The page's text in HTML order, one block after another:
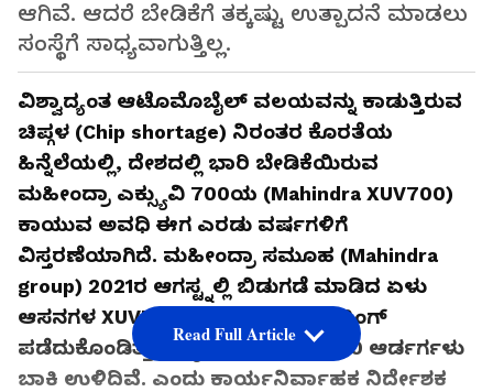
ಆಗಿವೆ. ಆದರೆ ಬೇಡಿಕೆಗೆ ತಕ್ಕಷ್ಟು ಉತ್ಪಾದನೆ ಮಾಡಲು
ಸಂಸ್ಥೆಗೆ ಸಾಧ್ಯವಾಗುತ್ತಿಲ್ಲ.
ವಿಶ್ವಾದ್ಯಂತ ಆಟೊಮೊಬೈಲ್ ವಲಯವನ್ನು ಕಾಡುತ್ತಿರುವ
ಚಿಪ್ಗಳ (Chip shortage) ನಿರಂತರ ಕೊರತೆಯ
ಹಿನ್ನೆಲೆಯಲ್ಲಿ, ದೇಶದಲ್ಲಿ ಭಾರಿ ಬೇಡಿಕೆಯಿರುವ
ಮಹೀಂದ್ರಾ ಎಕ್ಸ್ಯುವಿ 700ಯ (Mahindra XUV700)
ಕಾಯುವ ಅವಧಿ ಈಗ ಎರಡು ವರ್ಷಗಳಿಗೆ
ವಿಸ್ತರಣೆಯಾಗಿದೆ. ಮಹೀಂದ್ರಾ ಸಮೂಹ (Mahindra
group) 2021ರ ಆಗಸ್ಟ್ನಲ್ಲಿ ಬಿಡುಗಡೆ ಮಾಡಿದ ಏಳು
ಆಸನಗಳ XUV700 ಗಾಗಿ ಅತ್ಯುತ್ತಮ ಬುಕಿಂಗ್
ಪಡೆದುಕೊಂಡಿತ್ತು. ಸದ್ಯ ಸುಮಾರು 70,000 ಆರ್ಡರ್ಗಳು
ಬಾಕಿ ಉಳಿದಿವೆ. ಎಂದು ಕಾರ್ಯನಿರ್ವಾಹಕ ನಿರ್ದೇಶಕ
Read Full Article